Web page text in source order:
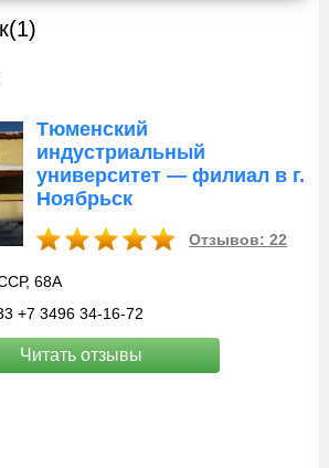
(1)
Тюменский
индустриальный
университет — филиал в г.
Ноябрьск
Отзывов: 22
68А
+7 3496 34‑16-72
Читать отзывы